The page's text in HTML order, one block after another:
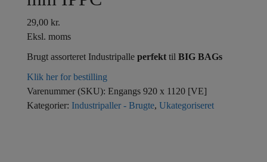
29,00 kr.
Eksl. moms
Brugt assorteret Industripalle perfekt til BIG BAGs
Klik her for bestilling
Varenummer (SKU): Engangs 920 x 1120 [VE]
Kategorier: Industripaller - Brugte, Ukategoriseret